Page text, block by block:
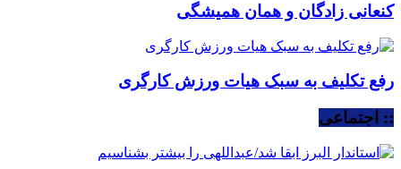
کنعانی زادگان و همان همیشگی
رفع تکلیف به سبک هیات ورزش کارگری
:: اجتماعی